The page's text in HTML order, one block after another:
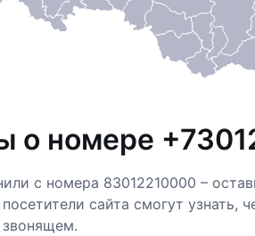
о номере
с номера 83012210000 –
сайта смогут узнать,